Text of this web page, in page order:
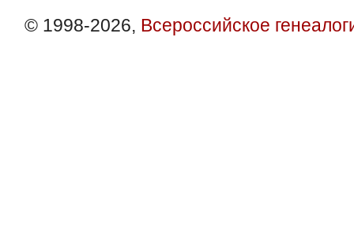
© 1998-2026, Всероссийское